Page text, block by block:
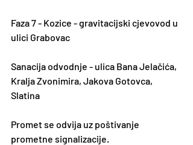
Faza 7 - Kozice - gravitacijski cjevovod u
ulici Grabovac
Sanacija odvodnje - ulica Bana Jelačića,
Kralja Zvonimira, Jakova Gotovca,
Slatina
Promet se odvija uz poštivanje
prometne signalizacije.